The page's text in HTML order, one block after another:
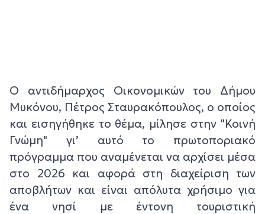
Ο αντιδήμαρχος Οικονομικών του Δήμου
Μυκόνου, Πέτρος Σταυρακόπουλος, ο οποίος
και εισηγήθηκε το θέμα, μίλησε στην "Κοινή
Γνώμη" γι’ αυτό το πρωτοποριακό
πρόγραμμα που αναμένεται να αρχίσει μέσα
στο 2026 και αφορά στη διαχείριση των
αποβλήτων και είναι απόλυτα χρήσιμο για
ένα νησί με έντονη τουριστική